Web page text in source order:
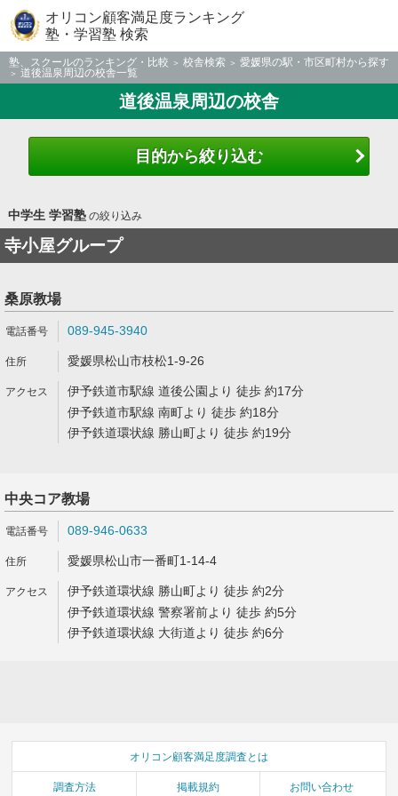
オリコン顧客満足度ランキング
塾・学習塾 検索
塾、スクールのランキング・比較 校舎検索
愛媛県の駅・市区町村から探す
道後温泉周辺の校舎一覧
道後温泉周辺の校舎
目的から絞り込む
中学生 学習塾の絞り込み
寺小屋グループ
桑原教場
089-945-3940
愛媛県松山市枝松1-9-26
伊予鉄道市駅線 道後公園より 徒歩 約17分
伊予鉄道市駅線 南町より 徒歩 約18分
伊予鉄道環状線 勝山町より 徒歩 約19分
中央コア教場
089-946-0633
愛媛県松山市一番町1-14-4
伊予鉄道環状線 勝山町より 徒歩 約2分
伊予鉄道環状線 警察署前より 徒歩 約5分
伊予鉄道環状線 大街道より 徒歩 約6分
オリコン顧客満足度調査とは
調査方法 掲載規約 お問い合わせ